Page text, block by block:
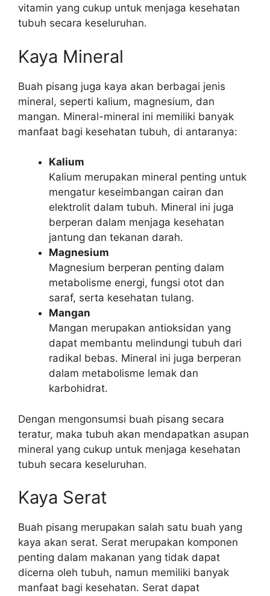
vitamin yang cukup untuk menjaga kesehatan
tubuh secara keseluruhan.
Kaya Mineral
Buah pisang juga kaya akan berbagai jenis
mineral, seperti kalium, magnesium, dan
mangan. Mineral-mineral ini memiliki banyak
manfaat bagi kesehatan tubuh, di antaranya:
Kalium
Kalium merupakan mineral penting untuk
mengatur keseimbangan cairan dan
elektrolit dalam tubuh. Mineral ini juga
berperan dalam menjaga kesehatan
jantung dan tekanan darah.
Magnesium
Magnesium berperan penting dalam
metabolisme energi, fungsi otot dan
saraf, serta kesehatan tulang.
Mangan
Mangan merupakan antioksidan yang
dapat membantu melindungi tubuh dari
radikal bebas. Mineral ini juga berperan
dalam metabolisme lemak dan
karbohidrat.
Dengan mengonsumsi buah pisang secara
teratur, maka tubuh akan mendapatkan asupan
mineral yang cukup untuk menjaga kesehatan
tubuh secara keseluruhan.
Kaya Serat
Buah pisang merupakan salah satu buah yang
kaya akan serat. Serat merupakan komponen
penting dalam makanan yang tidak dapat
dicerna oleh tubuh, namun memiliki banyak
manfaat bagi kesehatan. Serat dapat